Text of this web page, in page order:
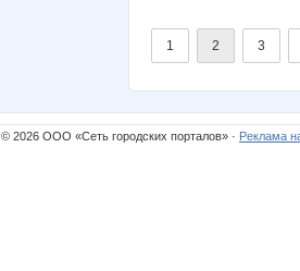
1 2 3
© 2026 ООО «Сеть городских порталов» · Реклама